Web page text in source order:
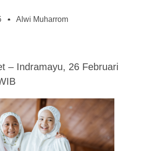
Alwi Muharrom
– Indramayu, 26 Februari